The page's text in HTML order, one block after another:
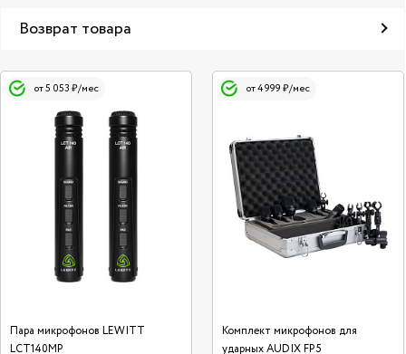
Возврат товара
от 5 053 ₽/мес
Пара микрофонов LEWITT
LCT140MP
от 4 999 ₽/мес
Комплект микрофонов для
ударных AUDIX FP5